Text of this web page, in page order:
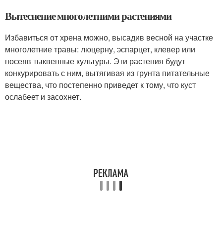
Вытеснение многолетними растениями
Избавиться от хрена можно, высадив весной на участке
многолетние травы: люцерну, эспарцет, клевер или
посеяв тыквенные культуры. Эти растения будут
конкурировать с ним, вытягивая из грунта питательные
вещества, что постепенно приведет к тому, что куст
ослабеет и засохнет.